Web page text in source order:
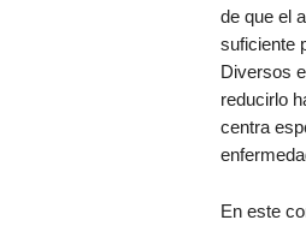
de que el
suficiente
Diversos
reducirlo
centra
En este